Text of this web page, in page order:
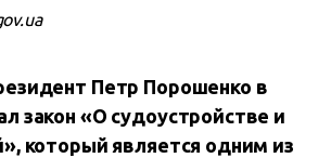
Петр Порошенко в
закон «О судоустройстве и
который является одним из